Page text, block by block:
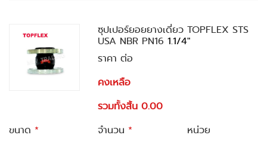
ซุปเปอร์ยอยยางเดี่ยว TOPFLEX STS
USA NBR PN161.1/4"
ราคา ต่อ
คงเหลือ
รวมทั้งสิ้น 0.00
ขนาด * จำนวน * หน่วย